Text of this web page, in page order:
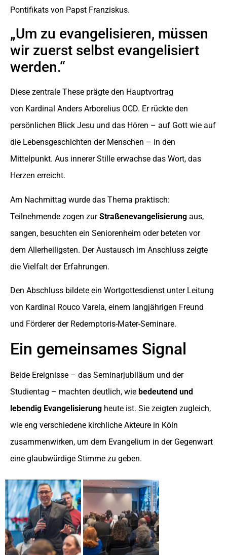
Pontifikats von Papst Franziskus.
„Um zu evangelisieren, müssen
wir zuerst selbst evangelisiert
werden.“
Diese zentrale These prägte den Hauptvortrag
von Kardinal Anders Arborelius OCD. Er rückte den
persönlichen Blick Jesu und das Hören – auf Gott wie auf
die Lebensgeschichten der Menschen – in den
Mittelpunkt. Aus innerer Stille erwachse das Wort, das
Herzen erreicht.
Am Nachmittag wurde das Thema praktisch:
Teilnehmende zogen zurStraßenevangelisierung aus,
sangen, besuchten ein Seniorenheim oder beteten vor
dem Allerheiligsten. Der Austausch im Anschluss zeigte
die Vielfalt der Erfahrungen.
Den Abschluss bildete ein Wortgottesdienst unter Leitung
von Kardinal Rouco Varela, einem langjährigen Freund
und Förderer der Redemptoris-Mater-Seminare.
Ein gemeinsames Signal
Beide Ereignisse – das Seminarjubiläum und der
Studientag – machten deutlich, wie bedeutend und
lebendig Evangelisierung heute ist. Sie zeigten zugleich,
wie eng verschiedene kirchliche Akteure in Köln
zusammenwirken, um dem Evangelium in der Gegenwart
eine glaubwürdige Stimme zu geben.